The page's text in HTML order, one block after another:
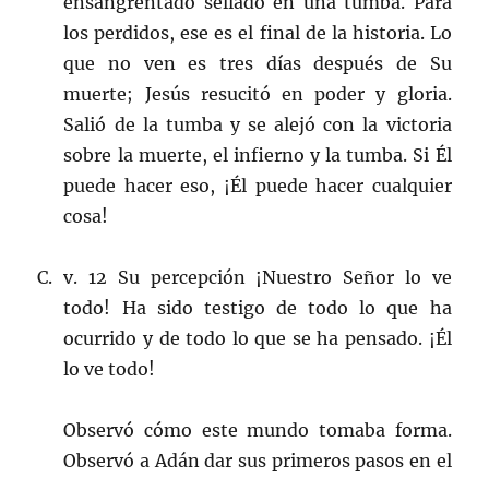
los perdidos, ese es el final de la historia. Lo
que no ven es tres días después de Su
muerte; Jesús resucitó en poder y gloria.
Salió de la tumba y se alejó con la victoria
sobre la muerte, el infierno y la tumba. Si Él
puede hacer eso, ¡Él puede hacer cualquier
cosa!
C. v. 12 Su percepción ¡Nuestro Señor lo ve
todo! Ha sido testigo de todo lo que ha
ocurrido y de todo lo que se ha pensado. ¡Él
lo ve todo!
Observó cómo este mundo tomaba forma.
Observó a Adán dar sus primeros pasos en el